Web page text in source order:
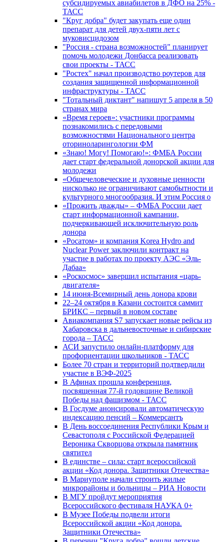
субсидируемых авиабилетов в ДФО на 25% -
ТАСС
"Круг добра" будет закупать еще один
препарат для детей двух-пяти лет с
муковисцидозом
"Россия - страна возможностей" планирует
помочь молодежи Донбасса реализовать
свои проекты - ТАСС
"Ростех" начал производство роутеров для
создания защищенной информационной
инфраструктуры - ТАСС
"Тотальный диктант" напишут 5 апреля в 50
странах мира
«Время героев»: участники программы
познакомились с передовыми
возможностями Национального центра
оториноларингологии ФМ
«Знаю! Могу! Помогаю!»: ФМБА России
дает старт федеральной донорской акции для
молодежи
«Общечеловеческие и духовные ценности
нисколько не ограничивают самобытности и
культурного многообразия. И этим Россия о
«Прожить дважды» – ФМБА России дает
старт информационной кампании,
подчеркивающей исключительную роль
донора
«Росатом» и компания Korea Hydro and
Nuclear Power заключили контракт на
участие в работах по проекту АЭС «Эль-
Дабаа»
«Роскосмос» завершил испытания «царь-
двигателя»
14 июня-Всемирный день донора крови
22–24 октября в Казани состоится саммит
БРИКС – первый в новом составе
Авиакомпания S7 запускает новые рейсы из
Хабаровска в дальневосточные и сибирские
города – ТАСС
АСИ запустило онлайн-платформу для
профориентации школьников - ТАСС
Более 70 стран и территорий подтвердили
участие в ВЭФ-2025
В Афинах прошла конференция,
посвященная 77-й годовщине Великой
Победы над фашизмом - ТАСС
В Госдуме анонсировали автоматическую
индексацию пенсий – Коммерсантъ
В День воссоединения Республики Крым и
Севастополя с Российской Федерацией
Вероника Скворцова открыла памятник
святител
В единстве – сила: старт всероссийской
акции «Код донора. Защитники Отечества»
В Мариуполе начали строить жилые
микрорайоны и больницы – РИА Новости
В МГУ пройдут мероприятия
Всероссийского фестиваля НАУКА 0+
В Музее Победы подвели итоги
Всероссийской акции «Код донора.
Защитники Отечества»